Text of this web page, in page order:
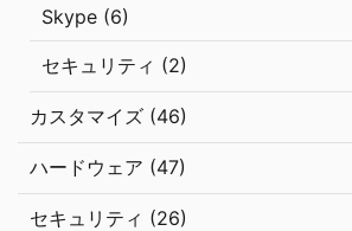
Skype (6)
セキュリティ (2)
カスタマイズ (46)
ハードウェア (47)
セキュリティ (26)